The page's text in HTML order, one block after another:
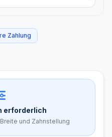
Zahlung
erforderlich
und Zahnstellung